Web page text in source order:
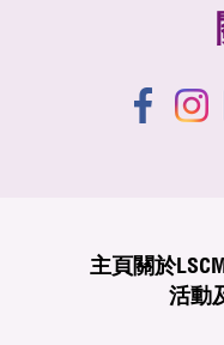
主頁 關於
活動